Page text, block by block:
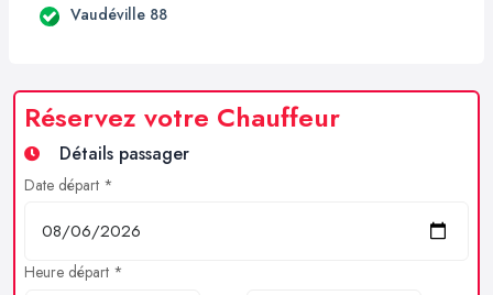
Vaudéville 88
Réservez votre Chauffeur
Détails passager
Date départ *
Heure départ *